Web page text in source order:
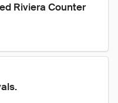
Riviera Counter